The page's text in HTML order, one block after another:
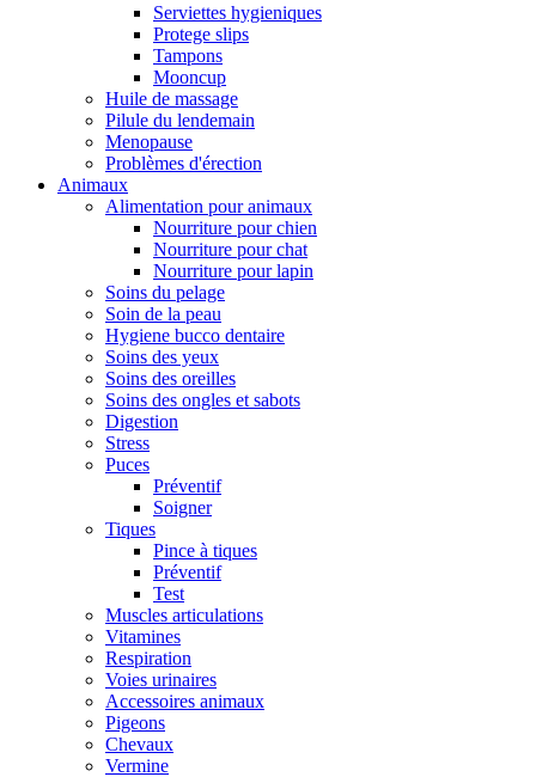
Serviettes hygieniques
Protege slips
Tampons
Mooncup
Huile de massage
Pilule du lendemain
Menopause
Problèmes d'érection
Animaux
Alimentation pour animaux
Nourriture pour chien
Nourriture pour chat
Nourriture pour lapin
Soins du pelage
Soin de la peau
Hygiene bucco dentaire
Soins des yeux
Soins des oreilles
Soins des ongles et sabots
Digestion
Stress
Puces
Préventif
Soigner
Tiques
Pince à tiques
Préventif
Test
Muscles articulations
Vitamines
Respiration
Voies urinaires
Accessoires animaux
Pigeons
Chevaux
Vermine